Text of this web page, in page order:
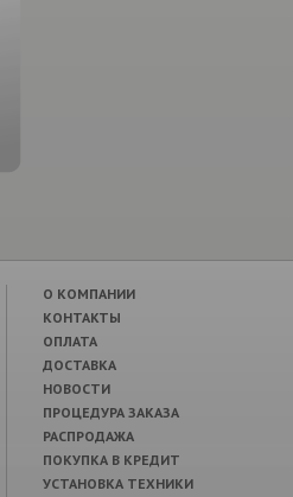
О КОМПАНИИ
КОНТАКТЫ
ОПЛАТА
ДОСТАВКА
НОВОСТИ
ПРОЦЕДУРА ЗАКАЗА
РАСПРОДАЖА
ПОКУПКА В КРЕДИТ
УСТАНОВКА ТЕХНИКИ